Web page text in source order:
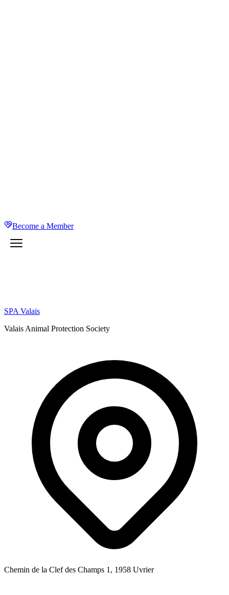
Become a Member
SPA Valais
Valais Animal Protection Society
Chemin de la Clef des Champs 1, 1958 Uvrier